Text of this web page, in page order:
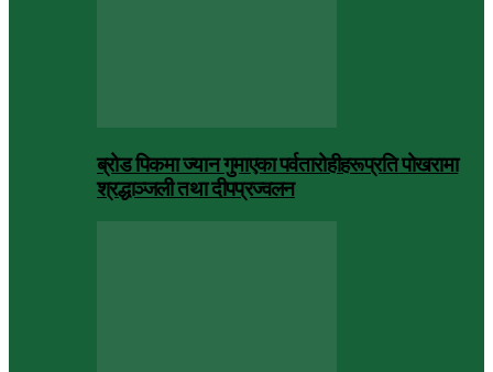
ब्रोड पिकमा ज्यान गुमाएका पर्वतारोहीहरूप्रति पोखरामा
श्रद्धाञ्जली तथा दीपप्रज्वलन